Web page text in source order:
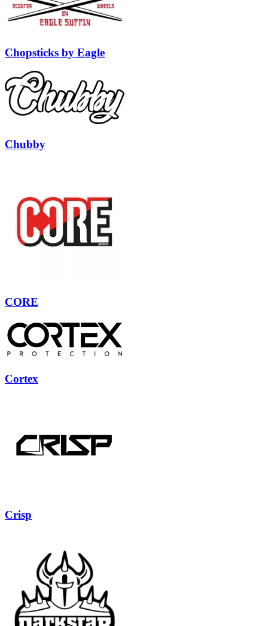
Chopsticks by Eagle
Chubby
CORE
Cortex
Crisp